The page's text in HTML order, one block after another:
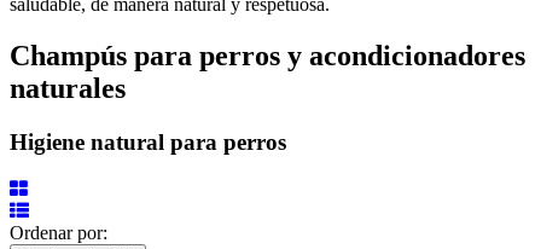
saludable, de manera natural y respetuosa.
Champús para perros y acondicionadores
naturales
Higiene natural para perros
Ordenar por: